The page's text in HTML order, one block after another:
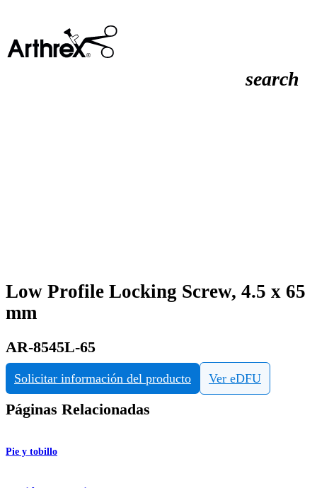
search
Low Profile Locking Screw, 4.5 x 65
mm
AR-8545L-65
Solicitar información del producto Ver eDFU
Páginas Relacionadas
Pie y tobillo